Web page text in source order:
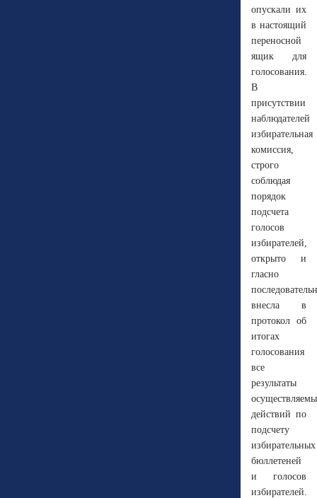
опускали их
в настоящий
переносной
ящик для
голосования.
В
присутствии
наблюдателей
избирательная
комиссия,
строго
соблюдая
порядок
подсчета
голосов
избирателей,
открыто и
гласно
внесла в
протокол об
итогах
голосования
все
результаты
действий по
подсчету
избирательных
бюллетеней
и голосов
избирателей.